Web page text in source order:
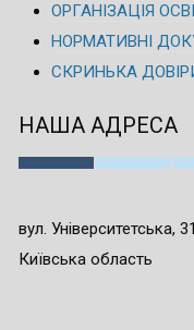
ОРГАНІЗАЦІЯ
НОРМАТИВНІ
СКРИНЬКА
НАША АДРЕСА
вул. Університетська,
Київська область